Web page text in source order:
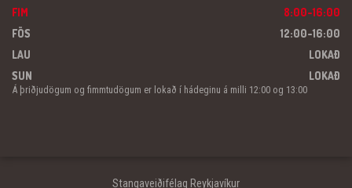
FIM
8:00-16:00
FÖS
12:00-16:00
LAU
LOKAÐ
SUN
LOKAÐ
Á þriðjudögum og fimmtudögum er lokað í hádeginu á milli 12:00 og 13:00
Stangaveiðifélag Reykjavíkur